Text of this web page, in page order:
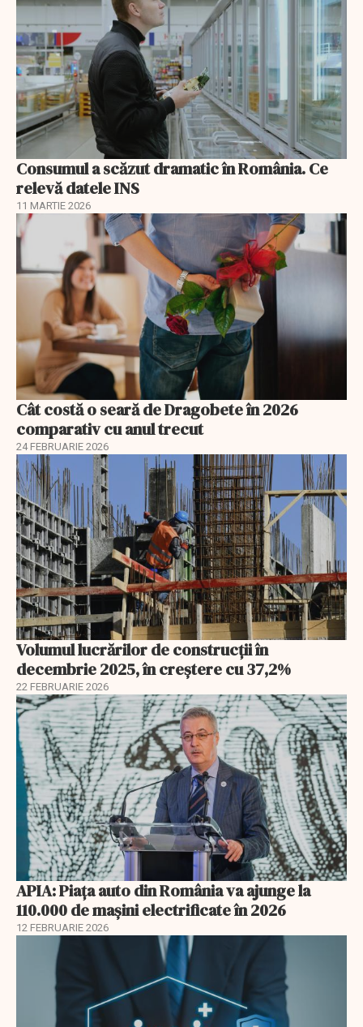
Consumul a scăzut dramatic în România. Ce
relevă datele INS
11 MARTIE 2026
Cât costă o seară de Dragobete în 2026
comparativ cu anul trecut
24 FEBRUARIE 2026
Volumul lucrărilor de construcții în
decembrie 2025, în creștere cu 37,2%
22 FEBRUARIE 2026
APIA: Piața auto din România va ajunge la
110.000 de mașini electrificate în 2026
12 FEBRUARIE 2026
EXCLUSIV